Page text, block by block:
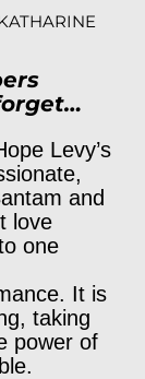
Levy’s
and
love
one
It is
taking
power of